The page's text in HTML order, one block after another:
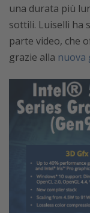
una durata più
sottili. Luiselli ha
parte video, che
grazie alla nuova